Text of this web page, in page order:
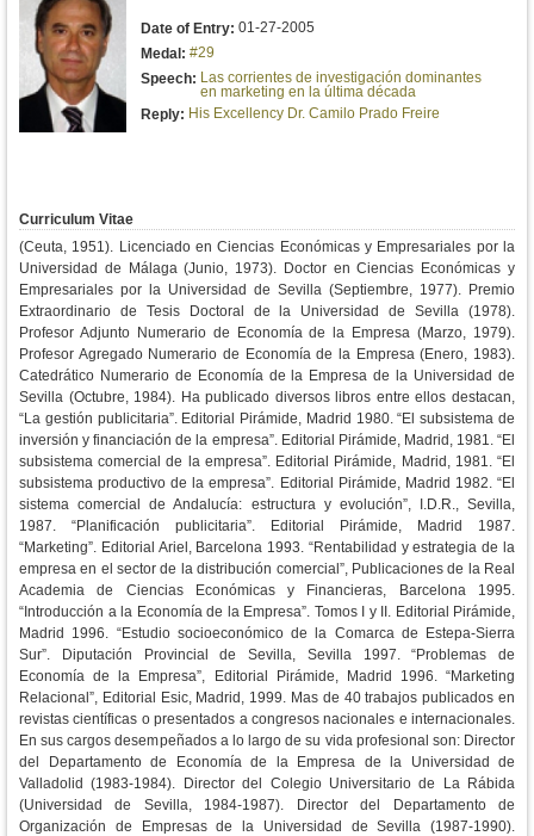
Date of Entry: 01-27-2005
Medal: #29
Speech: Las corrientes de investigación dominantes
en marketing en la última década
Reply: His Excellency Dr. Camilo Prado Freire
Curriculum Vitae
(Ceuta, 1951). Licenciado en Ciencias Económicas y Empresariales por la
Universidad de Málaga (Junio, 1973). Doctor en Ciencias Económicas y
Empresariales por la Universidad de Sevilla (Septiembre, 1977). Premio
Extraordinario de Tesis Doctoral de la Universidad de Sevilla (1978).
Profesor Adjunto Numerario de Economía de la Empresa (Marzo, 1979).
Profesor Agregado Numerario de Economía de la Empresa (Enero, 1983).
Catedrático Numerario de Economía de la Empresa de la Universidad de
Sevilla (Octubre, 1984). Ha publicado diversos libros entre ellos destacan,
“La gestión publicitaria”. Editorial Pirámide, Madrid 1980. “El subsistema de
inversión y financiación de la empresa”. Editorial Pirámide, Madrid, 1981. “El
subsistema comercial de la empresa”. Editorial Pirámide, Madrid, 1981. “El
subsistema productivo de la empresa”. Editorial Pirámide, Madrid 1982. “El
sistema comercial de Andalucía: estructura y evolución”, I.D.R., Sevilla,
1987. “Planificación publicitaria”. Editorial Pirámide, Madrid 1987.
“Marketing”. Editorial Ariel, Barcelona 1993. “Rentabilidad y estrategia de la
empresa en el sector de la distribución comercial”, Publicaciones de la Real
Academia de Ciencias Económicas y Financieras, Barcelona 1995.
“Introducción a la Economía de la Empresa”. Tomos I y II. Editorial Pirámide,
Madrid 1996. “Estudio socioeconómico de la Comarca de Estepa-Sierra
Sur”. Diputación Provincial de Sevilla, Sevilla 1997. “Problemas de
Economía de la Empresa”, Editorial Pirámide, Madrid 1996. “Marketing
Relacional”, Editorial Esic, Madrid, 1999. Mas de 40 trabajos publicados en
revistas científicas o presentados a congresos nacionales e internacionales.
En sus cargos desempeñados a lo largo de su vida profesional son: Director
del Departamento de Economía de la Empresa de la Universidad de
Valladolid (1983-1984). Director del Colegio Universitario de La Rábida
(Universidad de Sevilla, 1984-1987). Director del Departamento de
Organización de Empresas de la Universidad de Sevilla (1987-1990).